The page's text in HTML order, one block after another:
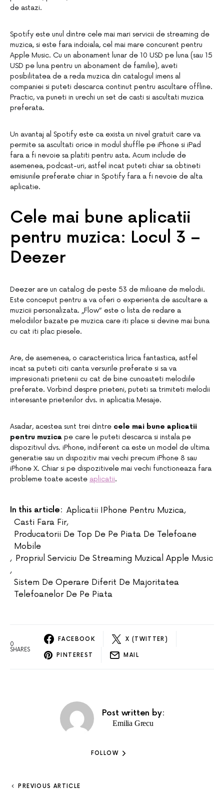
de astazi.
Spotify este unul dintre cele mai mari servicii de streaming de
muzica, si este fara indoiala, cel mai mare concurent pentru
Apple Music. Cu un abonament lunar de 10 USD pe luna (sau 15
USD pe luna pentru un abonament de familie), aveti
posibilitatea de a reda muzica din catalogul imens al
companiei si puteti descarca continut pentru ascultare offline.
Practic, va puneti in urechi un set de casti si ascultati muzica
preferata.
Un avantaj al Spotify este ca exista un nivel gratuit care va
permite sa ascultati orice in modul shuffle pe iPhone si iPad
fara a fi nevoie sa platiti pentru asta. Acum include de
asemenea, podcast-uri, astfel incat puteti chiar sa obtineti
emisiunile preferate chiar in Spotify fara a fi nevoie de alta
aplicatie.
Cele mai bune aplicatii
pentru muzica: Locul 3 –
Deezer
Deezer are un catalog de peste 53 de milioane de melodii.
Este conceput pentru a va oferi o experienta de ascultare a
muzicii personalizata. „Flow” este o lista de redare a
melodiilor bazate pe muzica care iti place si devine mai buna
cu cat iti plac piesele.
Are, de asemenea, o caracteristica lirica fantastica, astfel
incat sa puteti citi canta versurile preferate si sa va
impresionati prietenii cu cat de bine cunoasteti melodiile
preferate. Vorbind despre prieteni, puteti sa trimiteti melodii
interesante prietenilor dvs. in aplicatia Mesaje.
Asadar, acestea sunt trei dintre cele mai bune aplicatii
pentru muzica pe care le puteti descarca si instala pe
dispozitivul dvs. iPhone, indiferent ca este un model de ultima
generatie sau un dispozitiv mai vechi precum iPhone 8 sau
iPhone X. Chiar si pe dispozitivele mai vechi functioneaza fara
probleme toate aceste aplicatii.
In this article: Aplicatii IPhone Pentru Muzica,
Casti Fara Fir,
Producatorii De Top De Pe Piata De Telefoane
Mobile
, Propriul Serviciu De Streaming Muzical Apple Music
,
Sistem De Operare Diferit De Majoritatea
Telefoanelor De Pe Piata
0
SHARES
FACEBOOK X (TWITTER)
PINTEREST MAIL
Post written by:
Emilia Grecu
FOLLOW
PREVIOUS ARTICLE